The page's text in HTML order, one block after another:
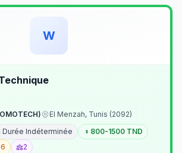
W
El Menzah, Tunis (2092)
Durée Indéterminée
800-1500 TND
2